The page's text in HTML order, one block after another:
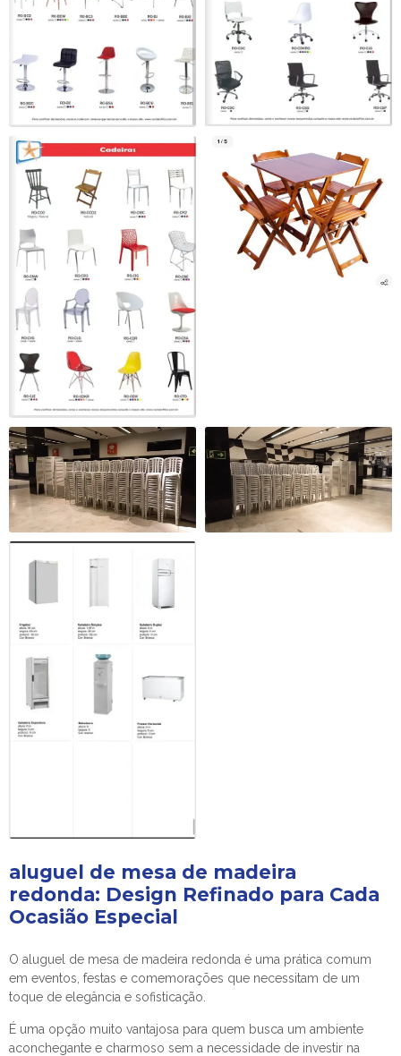
aluguel de mesa de madeira
redonda: Design Refinado para Cada
Ocasião Especial
O aluguel de mesa de madeira redonda é uma prática comum
em eventos, festas e comemorações que necessitam de um
toque de elegância e sofisticação.
É uma opção muito vantajosa para quem busca um ambiente
aconchegante e charmoso sem a necessidade de investir na